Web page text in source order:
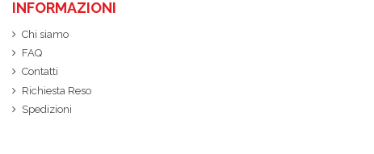
INFORMAZIONI
Chi siamo
FAQ
Contatti
Richiesta Reso
Spedizioni